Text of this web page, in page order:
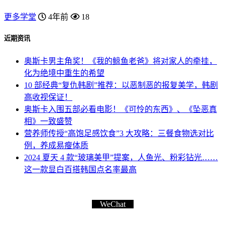
更多学堂 4年前 18
近期资讯
奥斯卡男主角奖！《我的鲸鱼老爸》将对家人的牵挂，
化为绝境中重生的希望
10 部经典“复仇韩剧”推荐：以恶制恶的报复美学，韩剧
高收视保证！
奥斯卡入围五部必看电影！《可怜的东西》、《坠恶真
相》一致盛赞
营养师传授“高饱足感饮食”3 大攻略：三餐食物选对比
例，养成易瘦体质
2024 夏天 4 款“玻璃美甲”提案，人鱼光、粉彩钻光……
这一款显白百搭韩国点名率最高
WeChat